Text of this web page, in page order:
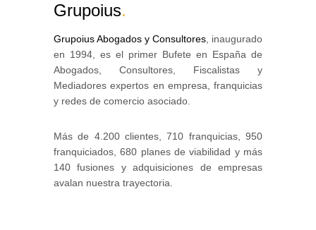
Grupoius.
Grupoius Abogados y Consultores , inaugurado
en 1994, es el primer Bufete en España de
Abogados, Consultores, Fiscalistas y
Mediadores expertos en empresa, franquicias
y redes de comercio asociado.
Más de 4.200 clientes, 710 franquicias, 950
franquiciados, 680 planes de viabilidad y más
140 fusiones y adquisiciones de empresas
avalan nuestra trayectoria.